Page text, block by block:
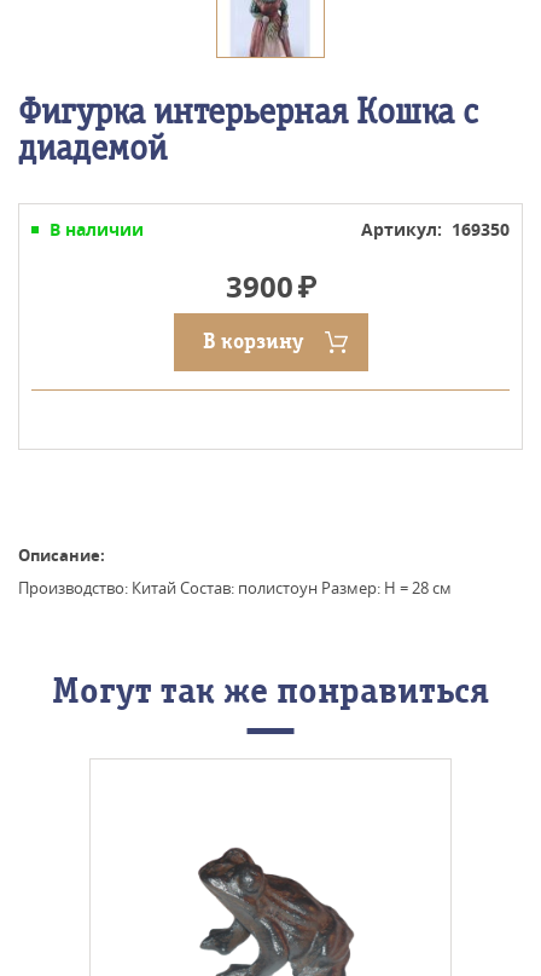
Фигурка интерьерная Кошка с
диадемой
В наличии Артикул: 169350
3900
В корзину
Описание:
Производство: Китай Состав: полистоун Размер: H = 28 см
Могут так же понравиться